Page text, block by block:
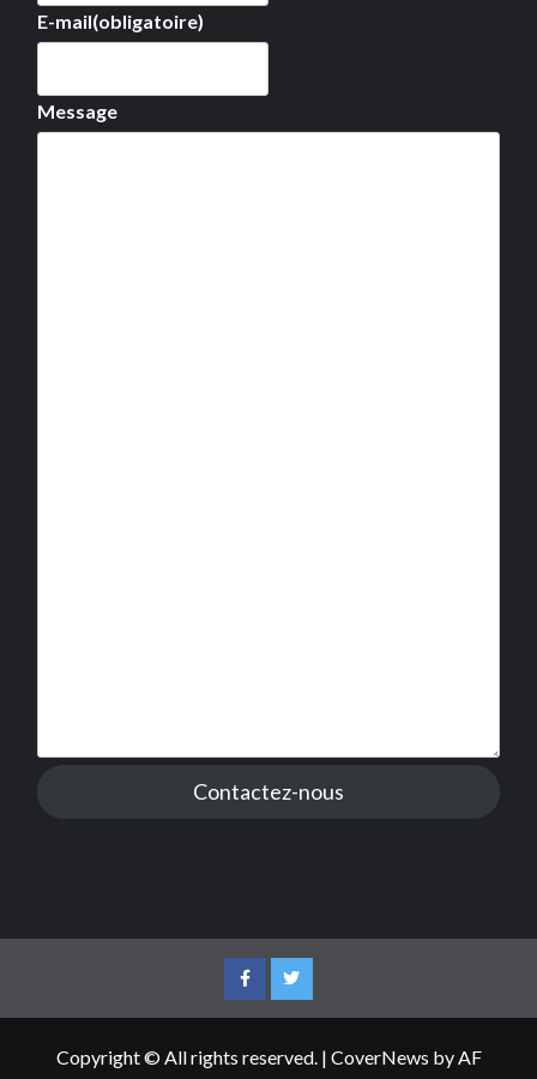
E-mail(obligatoire)
Message
Contactez-nous
FacebookTwitter
Copyright © All rights reserved. | CoverNews by AF